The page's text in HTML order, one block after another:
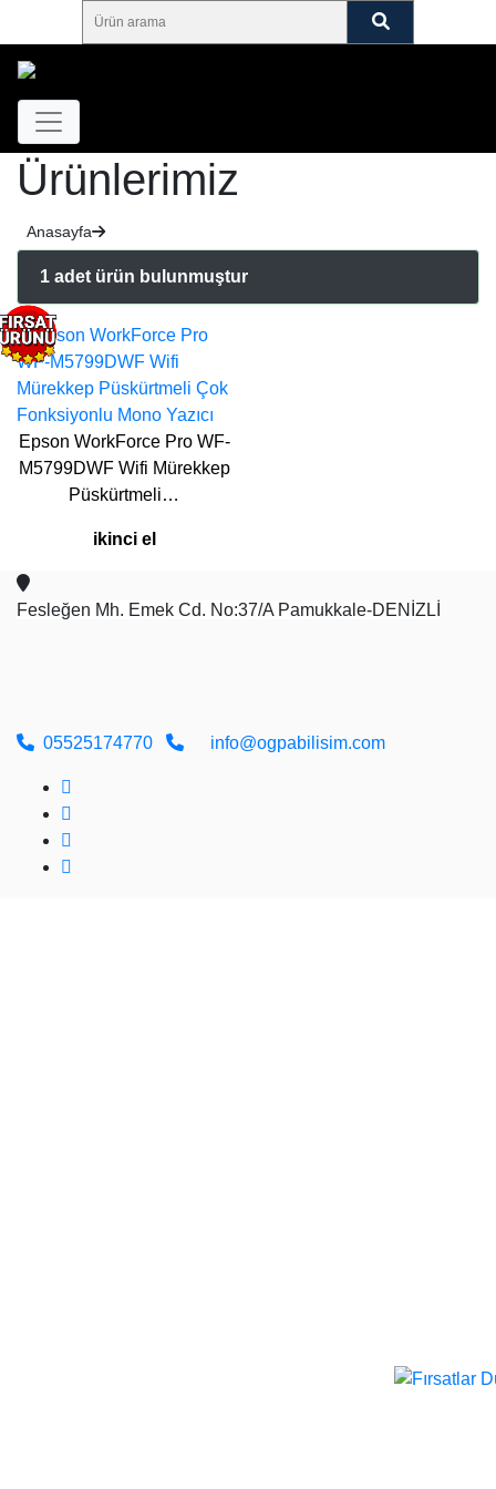
Ürünlerimiz
Anasayfa
1 adet ürün bulunmuştur
Epson WorkForce Pro WF-
M5799DWF Wifi Mürekkep
Püskürtmeli…
ikinci el
Fesleğen Mh. Emek Cd. No:37/A Pamukkale-DENİZLİ
05525174770 info@ogpabilisim.com